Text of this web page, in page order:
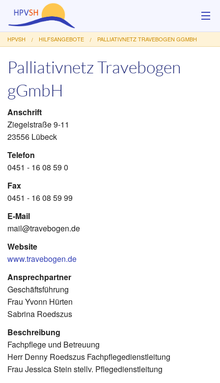
Über uns
Hilfsangebote
Veranstaltungen
Service
Kontakt
HPVSH HILFSANGEBOTE PALLIATIVNETZ TRAVEBOGEN GGMBH
Palliativnetz Travebogen
gGmbH
Anschrift
Ziegelstraße 9-11
23556 Lübeck
Telefon
0451 - 16 08 59 0
Fax
0451 - 16 08 59 99
E-Mail
mail@travebogen.de
Website
www.travebogen.de
Ansprechpartner
Geschäftsführung
Frau Yvonn Hürten
Sabrina Roedszus
Beschreibung
Fachpflege und Betreuung
Herr Denny Roedszus Fachpflegedienstleitung
Frau Jessica Stein stellv. Pflegedienstleitung